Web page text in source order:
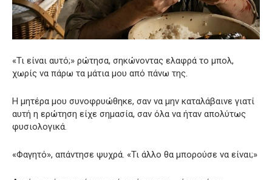
«Τι είναι αυτό;» ρώτησα, σηκώνοντας ελαφρά το μπολ,
χωρίς να πάρω τα μάτια μου από πάνω της.
Η μητέρα μου συνοφρυώθηκε, σαν να μην καταλάβαινε γιατί
αυτή η ερώτηση είχε σημασία, σαν όλα να ήταν απολύτως
φυσιολογικά.
«Φαγητό», απάντησε ψυχρά. «Τι άλλο θα μπορούσε να είναι;»